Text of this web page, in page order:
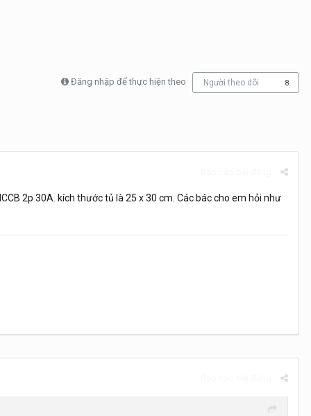
Đăng nhập để thực hiện theo Người theo dõi 8
2p 30A. kích thước tủ là 25 x 30 cm. Các bác cho em hỏi như